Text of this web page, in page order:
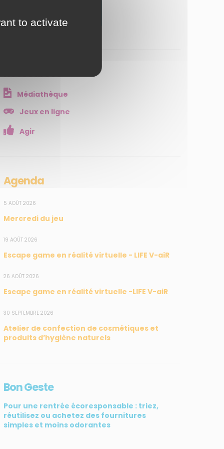
Ressources
Médiathèque
Jeux en ligne
Agir
Agenda
5 AOÛT 2026
Mercredi du jeu
19 AOÛT 2026
Escape game en réalité virtuelle - LIFE V-aiR
26 AOÛT 2026
Escape game en réalité virtuelle -LIFE V-aiR
30 SEPTEMBRE 2026
Atelier de confection de cosmétiques et
produits d’hygiène naturels
Bon Geste
Pour une rentrée écoresponsable : triez,
réutilisez ou achetez des fournitures
simples et moins odorantes
SUIVEZ-NOUS
31, rue du Pr. Raymond
to activate